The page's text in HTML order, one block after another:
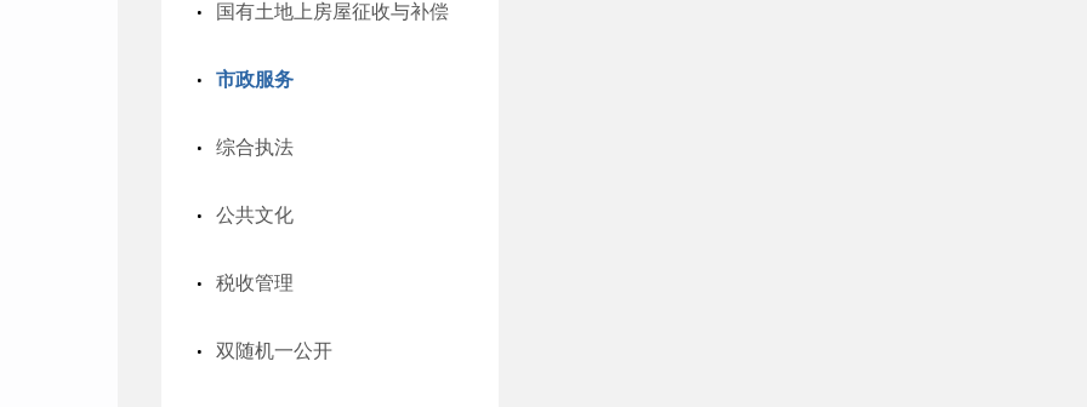
国有土地上房屋征收与补偿
市政服务
综合执法
公共文化
税收管理
双随机一公开